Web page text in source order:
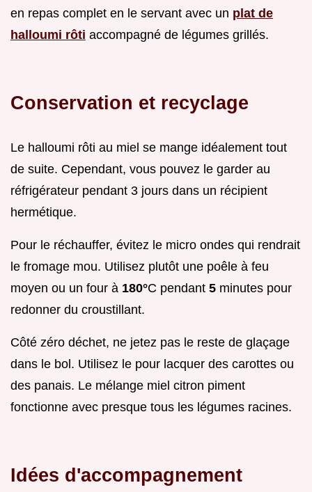
en repas complet en le servant avec un plat de
halloumi rôti accompagné de légumes grillés.
Conservation et recyclage
Le halloumi rôti au miel se mange idéalement tout
de suite. Cependant, vous pouvez le garder au
réfrigérateur pendant 3 jours dans un récipient
hermétique.
Pour le réchauffer, évitez le micro ondes qui rendrait
le fromage mou. Utilisez plutôt une poêle à feu
moyen ou un four à 180°C pendant 5 minutes pour
redonner du croustillant.
Côté zéro déchet, ne jetez pas le reste de glaçage
dans le bol. Utilisez le pour lacquer des carottes ou
des panais. Le mélange miel citron piment
fonctionne avec presque tous les légumes racines.
Idées d'accompagnement